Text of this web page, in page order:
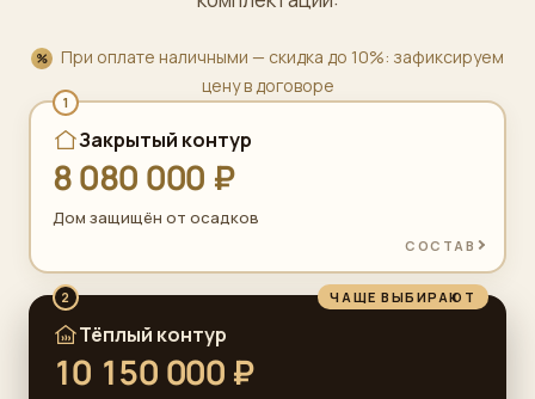
При оплате наличными — скидка до 10%: зафиксируем
цену в договоре
1
Закрытый контур
8 080 000 ₽
Дом защищён от осадков
СОСТАВ
2 ЧАЩЕ ВЫБИРАЮТ
Тёплый контур
10 150 000 ₽